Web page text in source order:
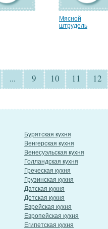
Мясной
штрудель
... 9 10 11 12
Бурятская кухня
Венгерская кухня
Венесуэльская кухня
Голландская кухня
Греческая кухня
Грузинская кухня
Датская кухня
Детская кухня
Еврейская кухня
Европейская кухня
Египетская кухня